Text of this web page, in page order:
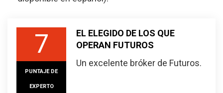
7
PUNTAJE DE
EXPERTO
EL ELEGIDO DE LOS QUE
OPERAN FUTUROS
Un excelente bróker de Futuros.